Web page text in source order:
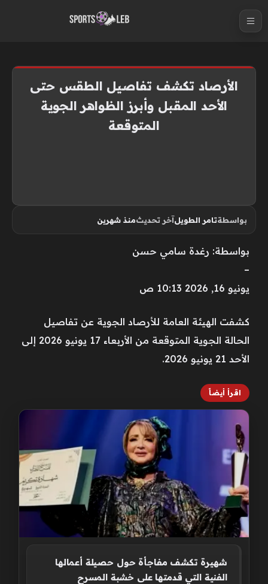
الأرصاد تكشف تفاصيل الطقس حتى
الأحد المقبل وأبرز الظواهر الجوية
المتوقعة
بواسطةتامر الطويلآخر تحديثمنذ شهرين
بواسطة: رغدة سامي حسن
–
يونيو 16, 2026 10:13 ص
كشفت الهيئة العامة للأرصاد الجوية عن تفاصيل
الحالة الجوية المتوقعة من الأربعاء 17 يونيو 2026 إلى
الأحد 21 يونيو 2026.
اقرأ أيضاً
شهيرة تكشف مفاجأة حول حصيلة أعمالها
الفنية التي قدمتها على خشبة المسرح